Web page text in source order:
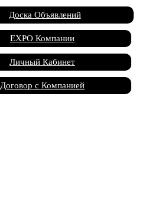
Доска Объявлений
EXPO Компании
Личный Кабинет
Договор с Компанией